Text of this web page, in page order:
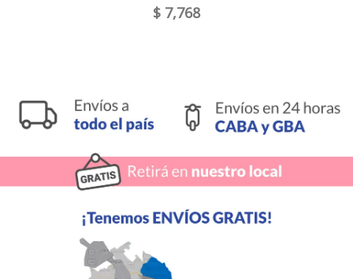
$ 7,768